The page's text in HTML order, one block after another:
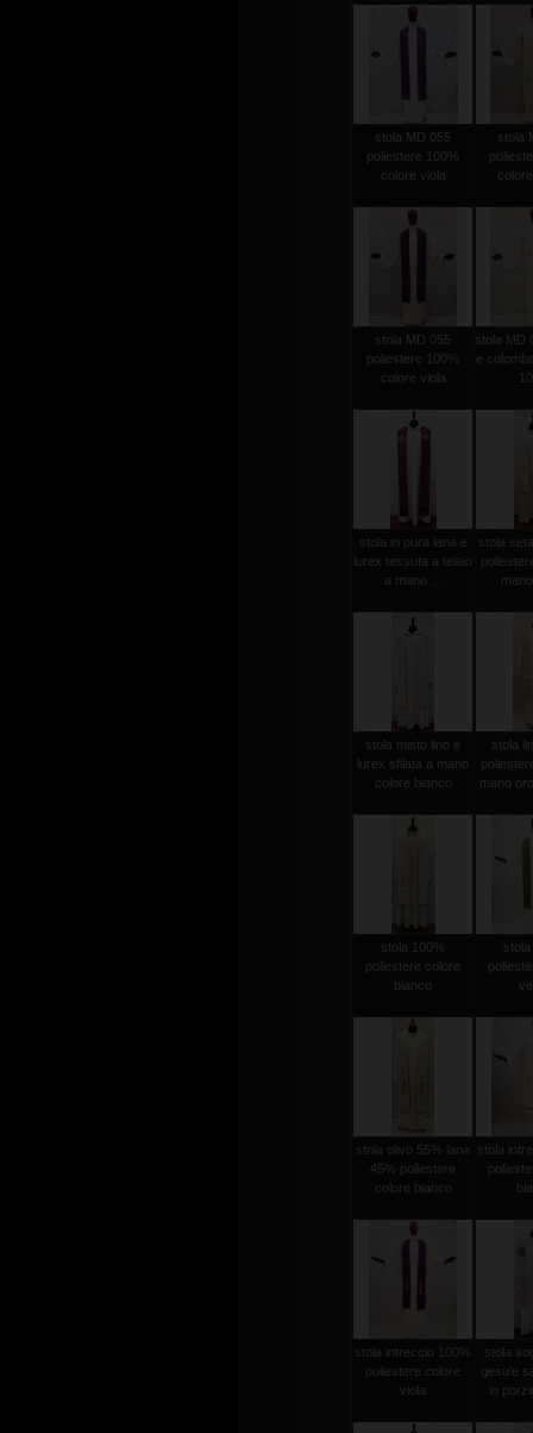
stola MD 055
poliestere 100%
colore viola
stola
stola MD 055
poliestere 100%
colore viola
stola MD
e
stola in pura lana e
lurex tessuta a telaio
a mano ...
stola
stola misto lino e
lurex sfilata a mano
colore bianco
stola
mano
stola 100%
poliestere colore
bianco
stola olivo 55% lana
45% poliestere
colore bianco
stola
stola intreccio 100%
poliestere colore
viola
stola
gesu'e
in